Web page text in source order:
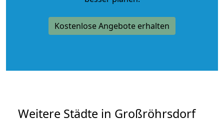
Kostenlose Angebote erhalten
Weitere Städte in Großröhrsdorf